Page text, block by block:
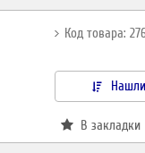
Код товара:
В закладки